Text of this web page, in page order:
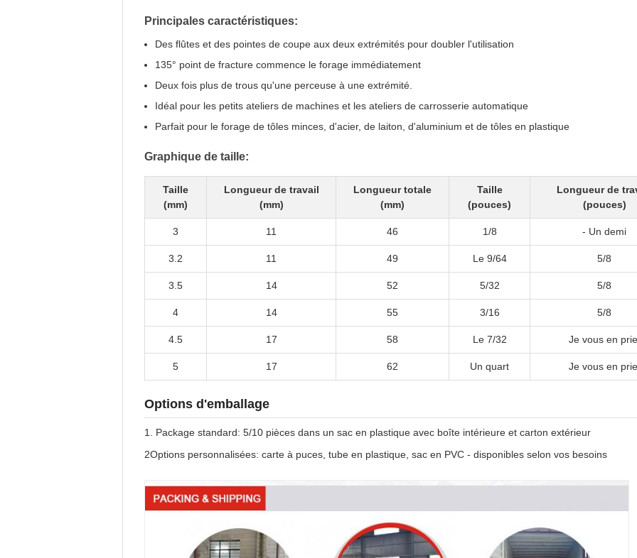
Principales caractéristiques:
Des flûtes et des pointes de coupe aux deux extrémités pour doubler l'utilisation
135° point de fracture commence le forage immédiatement
Deux fois plus de trous qu'une perceuse à une extrémité.
Idéal pour les petits ateliers de machines et les ateliers de carrosserie automatique
Parfait pour le forage de tôles minces, d'acier, de laiton, d'aluminium et de tôles en plastique
Graphique de taille:
Taille
(mm)
Longueur de travail
(mm)
Longueur totale
(mm)
Taille
(pouces)
Longueur de
(pouces)
3 11 46 1/8 - Un demi
3.2 11 49 Le 9/64 5/8
3.5 14 52 5/32 5/8
4 14 55 3/16 5/8
4.5 17 58 Le 7/32 Je vous en prie.
5 17 62 Un quart Je vous en prie.
Options d'emballage
1. Package standard: 5/10 pièces dans un sac en plastique avec boîte intérieure et carton extérieur
2Options personnalisées: carte à puces, tube en plastique, sac en PVC - disponibles selon vos besoins